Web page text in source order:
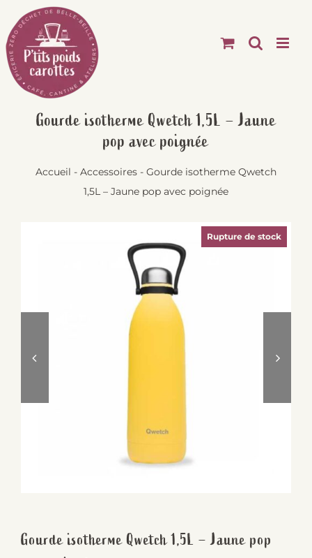
Passer
au
contenu
Gourde isotherme Qwetch 1,5L – Jaune
pop avec poignée
Accueil - Accessoires - Gourde isotherme Qwetch
1,5L – Jaune pop avec poignée
Gourde isotherme Qwetch 1,5L – Jaune pop
Rupture de stock